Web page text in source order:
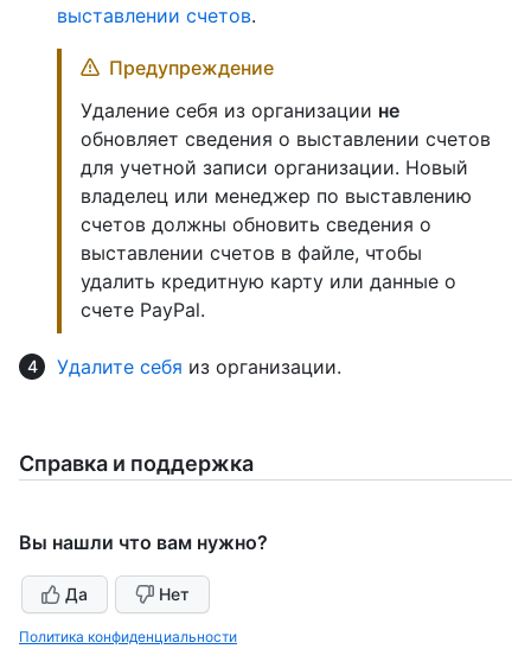
выставлении счетов.
Предупреждение
Удаление себя из организации не
обновляет сведения о выставлении счетов
для учетной записи организации. Новый
владелец или менеджер по выставлению
счетов должны обновить сведения о
выставлении счетов в файле, чтобы
удалить кредитную карту или данные о
счете PayPal.
Удалите себя из организации.
Справка и поддержка
Вы нашли что вам нужно?
Да Нет
Политика конфиденциальности